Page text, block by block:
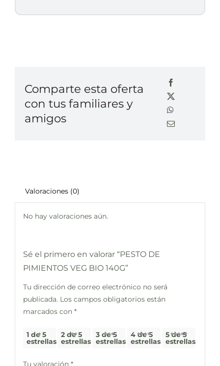
Comparte esta oferta
con tus familiares y
amigos
Valoraciones (0)
No hay valoraciones aún.
Sé el primero en valorar “PESTO DE
PIMIENTOS VEG BIO 140G”
Tu dirección de correo electrónico no será
publicada. Los campos obligatorios están
marcados con *
1 de 5
estrellas
2 de 5
estrellas
3 de 5
estrellas
4 de 5
estrellas
5 de 5
estrellas
Tu valoración *